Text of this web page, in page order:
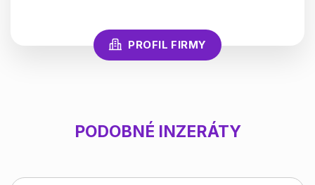
PROFIL FIRMY
PODOBNÉ INZERÁTY